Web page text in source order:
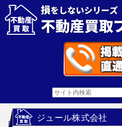
ジュール株式会社